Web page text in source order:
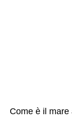
Come è il mare